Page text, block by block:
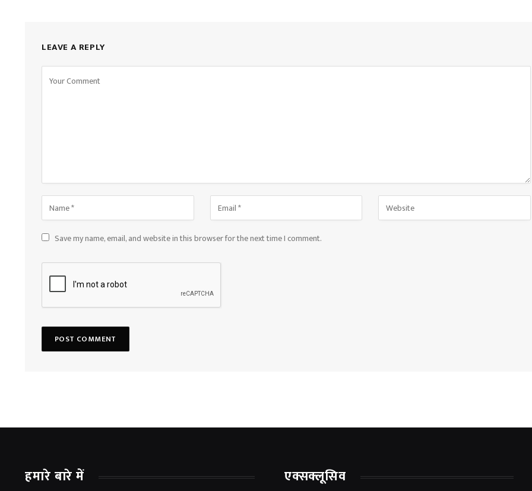
LEAVE A REPLY
Save my name, email, and website in this browser for the next time I comment.
हमारे बारे में एक्सक्लूसिव